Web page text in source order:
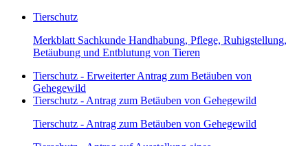
Tierschutz
Merkblatt Sachkunde Handhabung, Pflege, Ruhigstellung,
Betäubung und Entblutung von Tieren
Tierschutz - Erweiterter Antrag zum Betäuben von
Gehegewild
Tierschutz - Antrag zum Betäuben von Gehegewild
Tierschutz - Antrag zum Betäuben von Gehegewild